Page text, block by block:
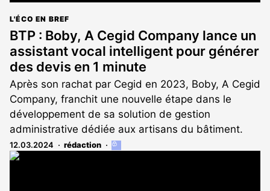
L'ÉCO EN BREF
BTP : Boby, A Cegid Company lance un
assistant vocal intelligent pour générer
des devis en 1 minute
Après son rachat par Cegid en 2023, Boby, A Cegid
Company, franchit une nouvelle étape dans le
développement de sa solution de gestion
administrative dédiée aux artisans du bâtiment.
12.03.2024 rédaction
Cet